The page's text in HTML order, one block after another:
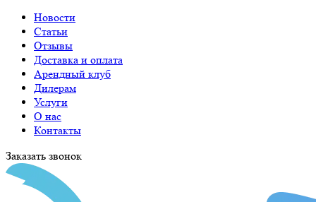
Новости
Статьи
Отзывы
Доставка и оплата
Арендный клуб
Дилерам
Услуги
О нас
Контакты
Заказать звонок